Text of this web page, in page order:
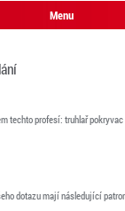
Menu
techto profesí: truhlař
dotazu mají následující